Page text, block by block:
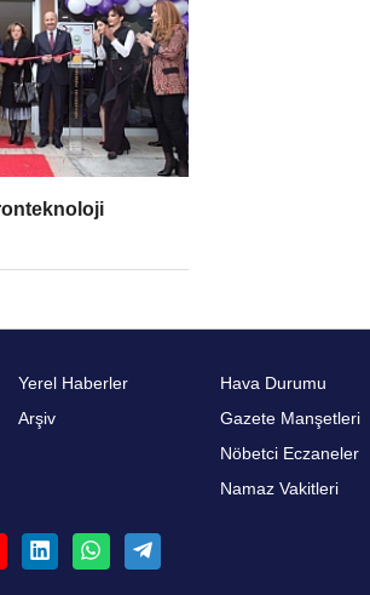
Yerel Haberler
Arşiv
Hava Durumu
Gazete Manşetleri
Nöbetci Eczaneler
Namaz Vakitleri